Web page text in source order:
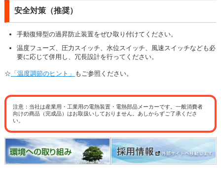
安全対策（推奨）
手動復帰型の過昇防止装置をぜひ取り付けてください。
温度フューズ、圧力スイッチ、水位スイッチ、風速スイッチなども必
要に応じて併用し、冗長設計を行ってください。
☆ 「温度調節のヒント」 もご参照ください。
注意：当社は産業用・工業用の電熱装置・電熱部品メーカーです。一般消費者
向けの商品（完成品）はお取扱いしておりません。あしからずご了承くださ
い。